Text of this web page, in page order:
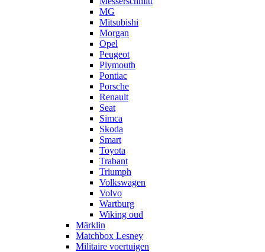
MG
Mitsubishi
Morgan
Opel
Peugeot
Plymouth
Pontiac
Porsche
Renault
Seat
Simca
Skoda
Smart
Toyota
Trabant
Triumph
Volkswagen
Volvo
Wartburg
Wiking oud
Märklin
Matchbox Lesney
Militaire voertuigen